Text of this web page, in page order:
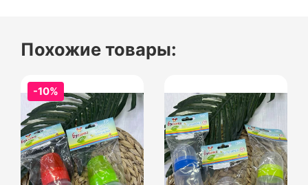
Похожие товары:
-10%